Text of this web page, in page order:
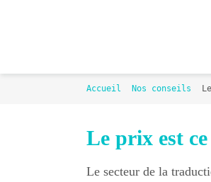
Accueil Nos conseils
Le prix est
Le secteur de la